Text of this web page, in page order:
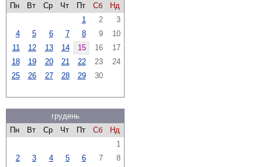
Пн Вт Ср Чт Пт Сб
Нд
1
2
3
4
5 6 7 8 9
10
11
12 13 14 15 16
17
18
19 20 21 22 23
24
25
26 27 28 29 30
грудень
Пн
Вт Ср Чт Пт Сб
Нд
1
2
3 4 5 6 7
8